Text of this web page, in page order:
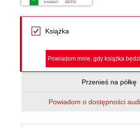
Książka
Powiadom mnie, gdy książka
Przenieś na półkę
Powiadom o dostępności